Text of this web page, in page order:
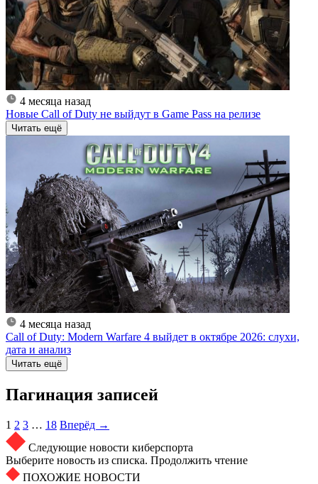
4 месяца назад
Новые Call of Duty не выйдут в Game Pass на релизе
Читать ещё
4 месяца назад
Call of Duty: Modern Warfare 4 выйдет в октябре 2026: слухи,
дата и анализ
Читать ещё
Пагинация записей
1 2 3 … 18 Вперёд →
Следующие новости киберспорта
Выберите новость из списка. Продолжить чтение
ПОХОЖИЕ НОВОСТИ